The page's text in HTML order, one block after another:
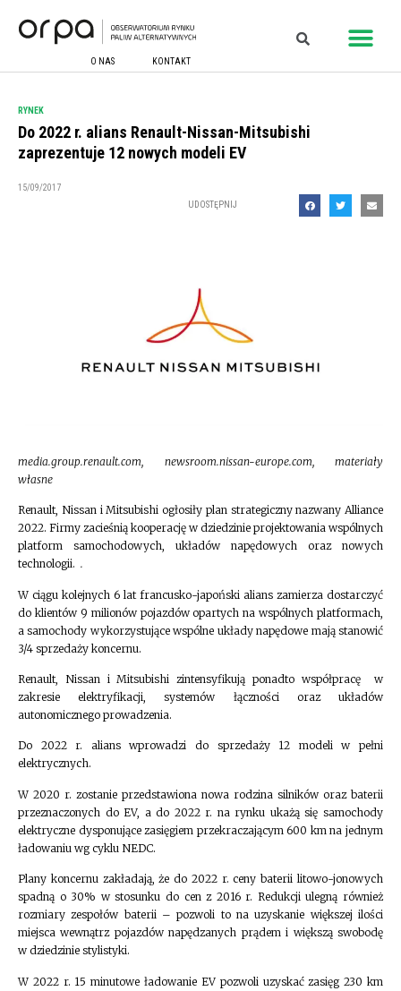
O NAS KONTAKT
RYNEK
Do 2022 r. alians Renault-Nissan-Mitsubishi
zaprezentuje 12 nowych modeli EV
15/09/2017
UDOSTĘPNIJ
media.group.renault.com, newsroom.nissan-europe.com, materiały
własne
Renault, Nissan i Mitsubishi ogłosiły plan strategiczny nazwany Alliance
2022. Firmy zacieśnią kooperację w dziedzinie projektowania wspólnych
platform samochodowych, układów napędowych oraz nowych
technologii. .
W ciągu kolejnych 6 lat francusko-japoński alians zamierza dostarczyć
do klientów 9 milionów pojazdów opartych na wspólnych platformach,
a samochody wykorzystujące wspólne układy napędowe mają stanowić
3/4 sprzedaży koncernu.
Renault, Nissan i Mitsubishi zintensyfikują ponadto współpracę w
zakresie elektryfikacji, systemów łączności oraz układów
autonomicznego prowadzenia.
Do 2022 r. alians wprowadzi do sprzedaży 12 modeli w pełni
elektrycznych.
W 2020 r. zostanie przedstawiona nowa rodzina silników oraz baterii
przeznaczonych do EV, a do 2022 r. na rynku ukażą się samochody
elektryczne dysponujące zasięgiem przekraczającym 600 km na jednym
ładowaniu wg cyklu NEDC.
Plany koncernu zakładają, że do 2022 r. ceny baterii litowo-jonowych
spadną o 30% w stosunku do cen z 2016 r. Redukcji ulegną również
rozmiary zespołów baterii – pozwoli to na uzyskanie większej ilości
miejsca wewnątrz pojazdów napędzanych prądem i większą swobodę
w dziedzinie stylistyki.
W 2022 r. 15 minutowe ładowanie EV pozwoli uzyskać zasięg 230 km